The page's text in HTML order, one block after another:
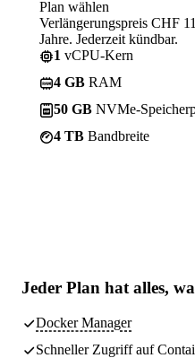
Plan wählen
Verlängerungspreis CHF
Jahre. Jederzeit kündbar.
1 vCPU-Kern
4 GB RAM
50 GB NVMe-
4 TB Bandbreite
Jeder Plan hat alles,
Docker Manager
Schneller Zugriff auf